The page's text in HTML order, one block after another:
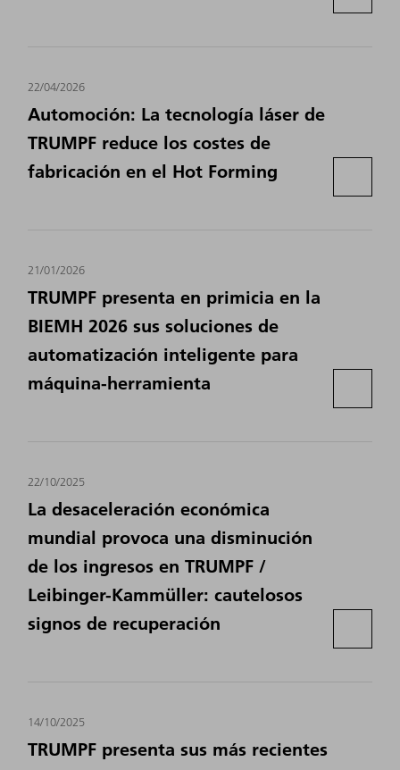
22/04/2026
Automoción: La tecnología láser de
TRUMPF reduce los costes de
fabricación en el Hot Forming
21/01/2026
TRUMPF presenta en primicia en la
BIEMH 2026 sus soluciones de
automatización inteligente para
máquina-herramienta
22/10/2025
La desaceleración económica
mundial provoca una disminución
de los ingresos en TRUMPF /
Leibinger-Kammüller: cautelosos
signos de recuperación
14/10/2025
TRUMPF presenta sus más recientes